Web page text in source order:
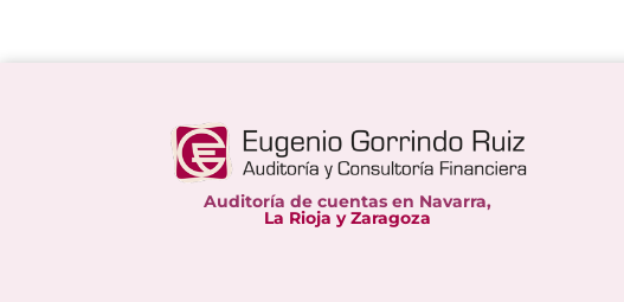
Auditoría de cuentas en Navarra,
La Rioja y Zaragoza